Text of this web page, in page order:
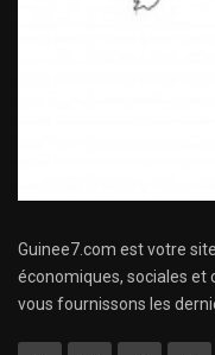
Guinee7.com est votre
économiques, sociales et
vous fournissons les